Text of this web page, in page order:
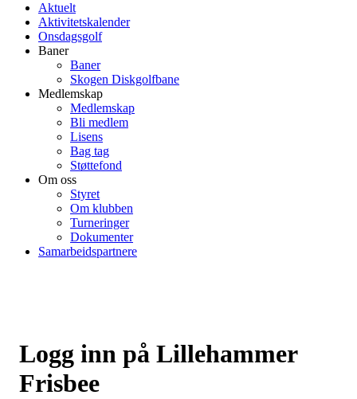
Aktuelt
Aktivitetskalender
Onsdagsgolf
Baner
Baner
Skogen Diskgolfbane
Medlemskap
Medlemskap
Bli medlem
Lisens
Bag tag
Støttefond
Om oss
Styret
Om klubben
Turneringer
Dokumenter
Samarbeidspartnere
Logg inn på Lillehammer
Frisbee